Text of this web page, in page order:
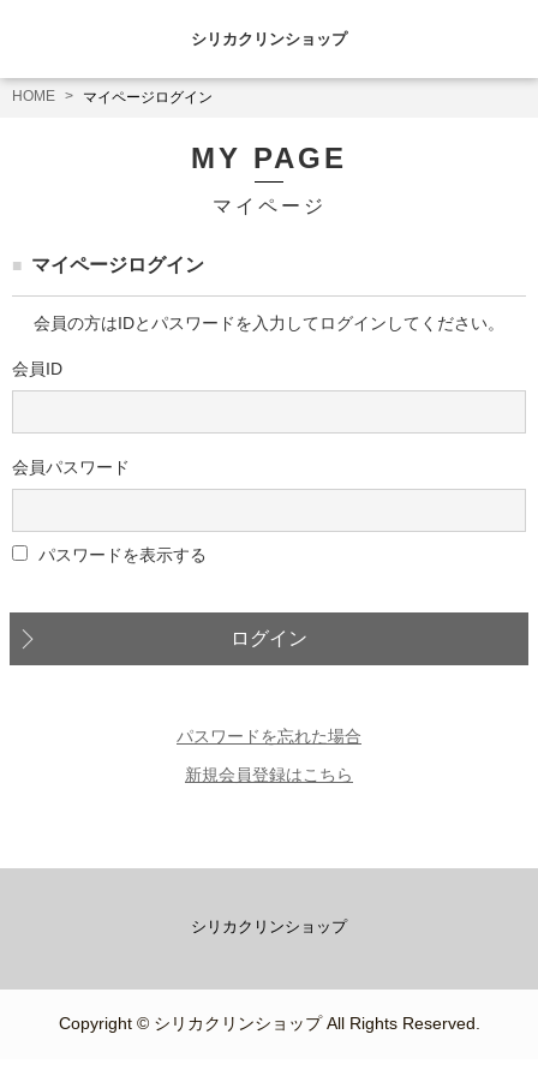
シリカクリンショップ
HOME マイページログイン
MY PAGE
マイページ
マイページログイン
会員の方はIDとパスワードを入力してログインしてください。
会員ID
会員パスワード
パスワードを表示する
ログイン
パスワードを忘れた場合
新規会員登録はこちら
シリカクリンショップ
Copyright © シリカクリンショップ All Rights Reserved.